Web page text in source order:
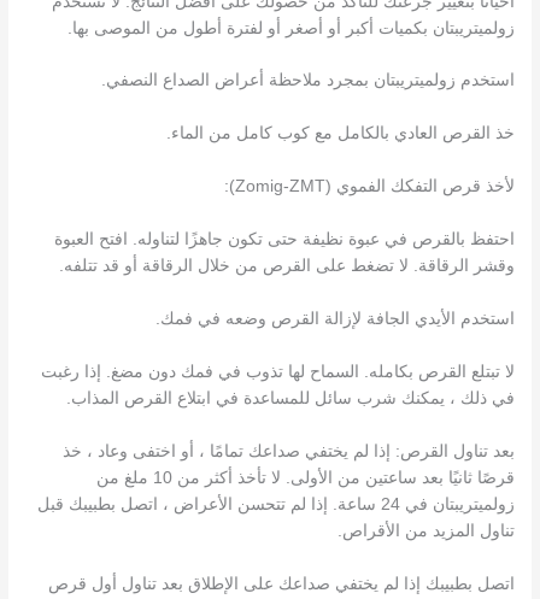
زولميتريبتان بكميات أكبر أو أصغر أو لفترة أطول من الموصى بها.
استخدم زولميتريبتان بمجرد ملاحظة أعراض الصداع النصفي.
خذ القرص العادي بالكامل مع كوب كامل من الماء.
لأخذ قرص التفكك الفموي (Zomig-ZMT):
احتفظ بالقرص في عبوة نظيفة حتى تكون جاهزًا لتناوله. افتح العبوة
وقشر الرقاقة. لا تضغط على القرص من خلال الرقاقة أو قد تتلفه.
استخدم الأيدي الجافة لإزالة القرص وضعه في فمك.
لا تبتلع القرص بكامله. السماح لها تذوب في فمك دون مضغ. إذا رغبت
في ذلك ، يمكنك شرب سائل للمساعدة في ابتلاع القرص المذاب.
بعد تناول القرص: إذا لم يختفي صداعك تمامًا ، أو اختفى وعاد ، خذ
قرصًا ثانيًا بعد ساعتين من الأولى. لا تأخذ أكثر من 10 ملغ من
زولميتريبتان في 24 ساعة. إذا لم تتحسن الأعراض ، اتصل بطبيبك قبل
تناول المزيد من الأقراص.
اتصل بطبيبك إذا لم يختفي صداعك على الإطلاق بعد تناول أول قرص